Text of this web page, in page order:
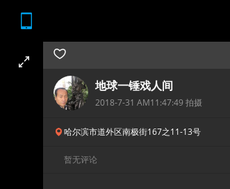
地球一锤戏人间
2018-7-31 AM11:47:49 拍摄
哈尔滨市道外区南极街167之11-13号
暂无评论